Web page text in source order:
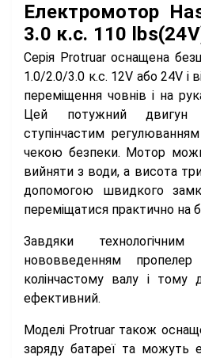
Електромотор
3.0 к.с. 110
Серія Protruar оснащена
1.0/2.0/3.0 к.с. 12V або 24V і
переміщення човнів і на
Цей потужний двигун
ступінчастим
чекою безпеки. Мотор
вийняти з води, а висота
допомогою швидкого
переміщатися практично на
Завдяки
нововведенням
колінчастому валу і тому
ефективний.
Моделі Protruar також
заряду батареї та можуть